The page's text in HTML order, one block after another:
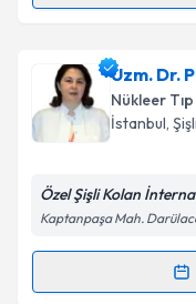
Kişisel
kapsamda
Doç. Dr.
talebi oluşturun.
için bir takvim
bilgilendireceğiz.
E-posta Adresiniz
Kişisel
Uzm. Dr.
Nükleer Tıp
İstanbul, Şişli
Özel Şişli Kolan
Kaptanpaşa Mah.
Randevu